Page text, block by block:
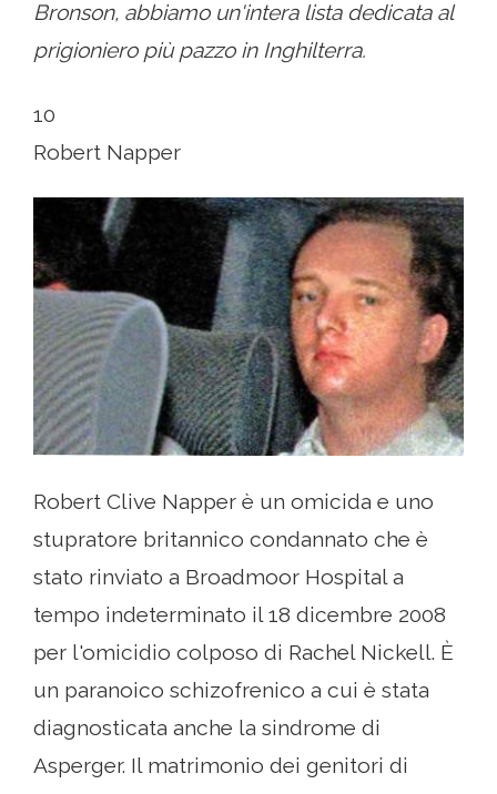
Bronson, abbiamo un'intera lista dedicata al
prigioniero più pazzo in Inghilterra.
10
Robert Napper
Robert Clive Napper è un omicida e uno
stupratore britannico condannato che è
stato rinviato a Broadmoor Hospital a
tempo indeterminato il 18 dicembre 2008
per l'omicidio colposo di Rachel Nickell. È
un paranoico schizofrenico a cui è stata
diagnosticata anche la sindrome di
Asperger. Il matrimonio dei genitori di